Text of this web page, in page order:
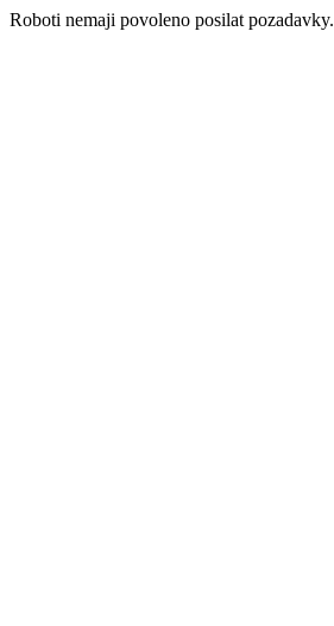
Roboti nemaji povoleno posilat pozadavky.